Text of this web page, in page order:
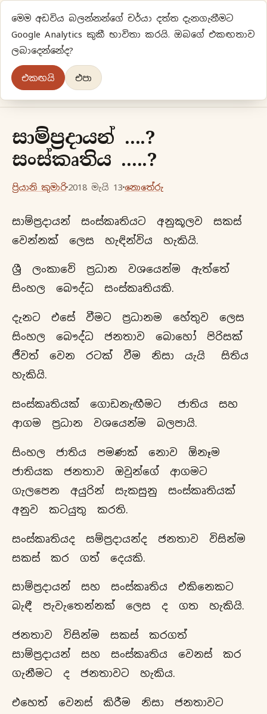
ප්‍රියානිගේ අදහස්‍...
මුල් පිටුවවර්ගීකරණ
සාම්ප්‍රදායන් ....?
සංස්කෘතිය .....?
ප්‍රියානි කුමාරි 2018 මැයි 13 නොතේරු
සාම්ප්‍රදායන් සංස්කෘතියට අනුකූලව සකස්
වෙන්නක් ලෙස හැඳින්විය හැකියි.
ශ්‍රී ලංකාවේ ප්‍රධාන වශයෙන්ම ඇත්තේ
සිංහල බෞද්ධ සංස්කෘතියකි.
දැනට එසේ වීමට ප්‍රධානම හේතුව ලෙස
සිංහල බෞද්ධ ජනතාව බොහෝ පිරිසක්
ජීවත් වෙන රටක් වීම නිසා යැයි සිතිය
හැකියි.
සංස්කෘතියක් ගොඩනැඟීමට ජාතිය සහ
ආගම ප්‍රධාන වශයෙන්ම බලපායි.
සිංහල ජාතිය පමණක් නොව ඕනෑම
ජාතියක ජනතාව ඔවුන්ගේ ආගමට
ගැලපෙන අයුරින් සැකසුනු සංස්කෘතියක්
අනුව කටයුතු කරති.
සංස්කෘතියද සම්ප්‍රදායන්ද ජනතාව විසින්ම
සකස් කර ගත් දෙයකි.
සාම්ප්‍රදායන් සහ සංස්කෘතිය එකිනෙකට
බැඳී පැවැතෙන්නක් ලෙස ද ගත හැකියි.
ජනතාව විසින්ම සකස් කරගත්
සාම්ප්‍රදායන් සහ සංස්කෘතිය වෙනස් කර
ගැනීමට ද ජනතාවට හැකිය.
එහෙත් වෙනස් කිරීම නිසා ජනතාවට
මෙම අඩවිය බලන්නන්ගේ චර්යා දත්ත දැනගැනීමට
Google Analytics කුකී භාවිතා කරයි. ඔබගේ එකඟතාව
ලබාදෙන්නේද?
එකඟයි එපා